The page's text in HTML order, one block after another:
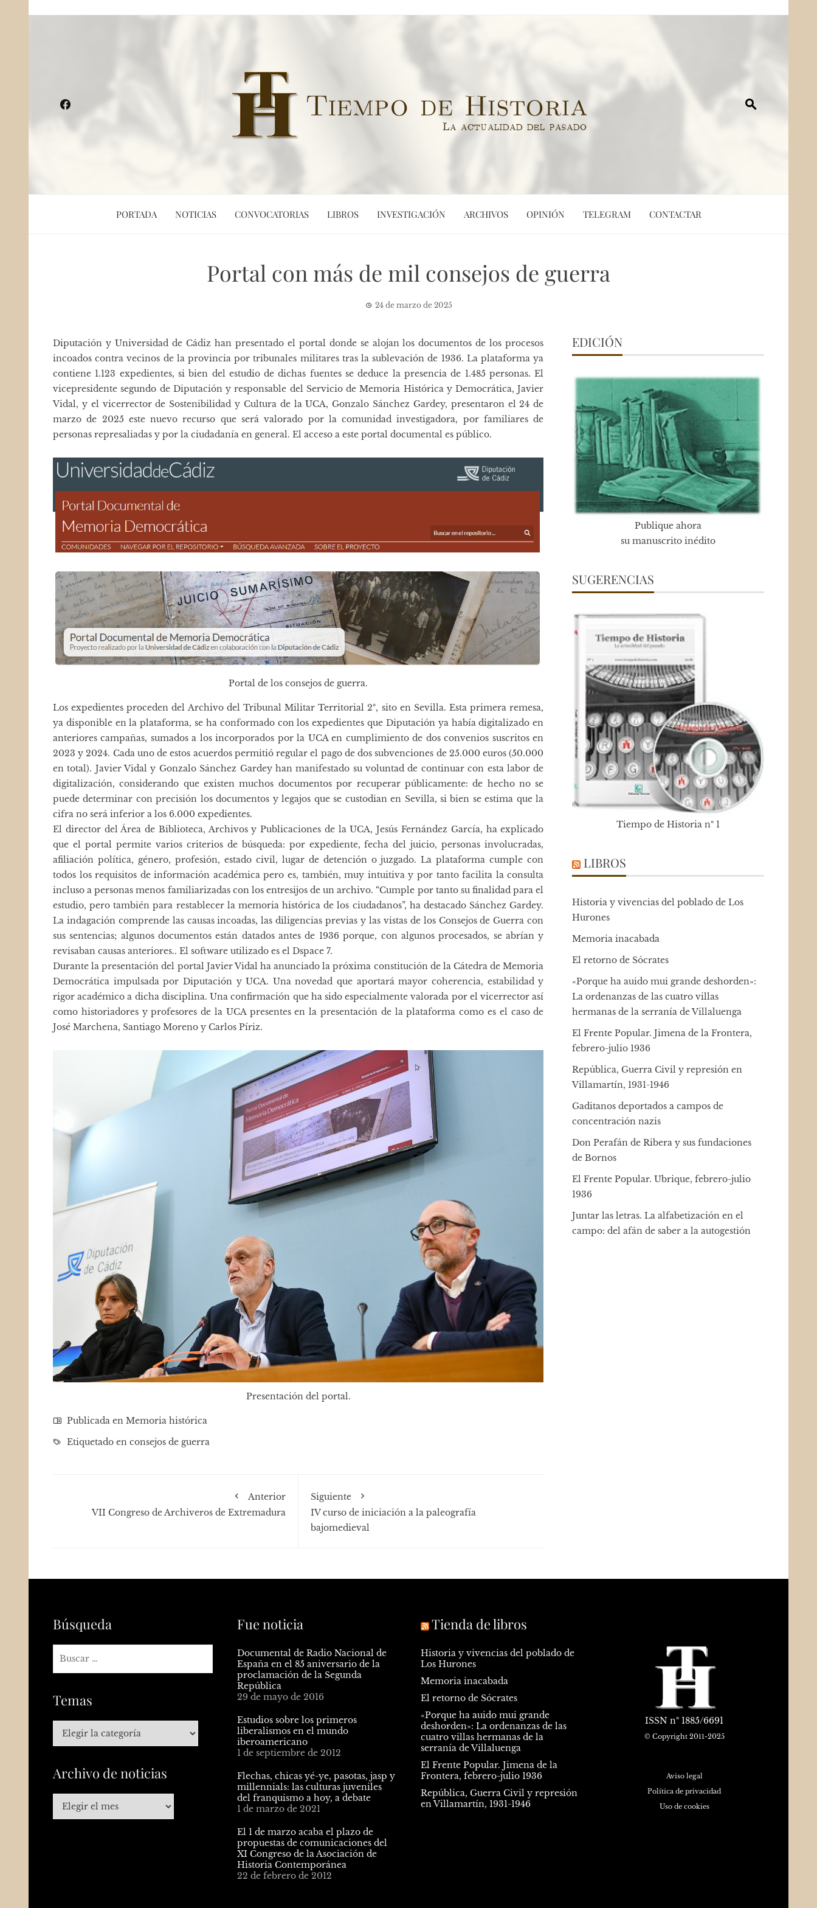
PORTADA NOTICIAS CONVOCATORIAS LIBROS INVESTIGACIÓN ARCHIVOS OPINIÓN TELEGRAM CONTACTAR
Portal con más de mil consejos de guerra
24 de marzo de 2025
Diputación y Universidad de Cádiz han presentado el portal donde se alojan los documentos de los procesos
incoados contra vecinos de la provincia por tribunales militares tras la sublevación de 1936. Laplataforma ya
contiene 1.123 expedientes, si bien del estudio de dichas fuentes se deduce la presencia de 1.485 personas. El
vicepresidente segundo de Diputación y responsable del Servicio de Memoria Histórica y Democrática, Javier
Vidal, y el vicerrector de Sostenibilidad y Cultura de la UCA, Gonzalo Sánchez Gardey, presentaron el 24 de
marzo de 2025 este nuevo recurso que será valorado por la comunidad investigadora, por familiares de
personas represaliadas y por la ciudadanía en general. El acceso a este portal documental es público.
Portal de los consejos de guerra.
Los expedientes proceden del Archivo del Tribunal Militar Territorial 2º, sito en Sevilla. Esta primera remesa,
ya disponible en la plataforma, se ha conformado con los expedientes que Diputación ya había digitalizado en
anteriores campañas, sumados a los incorporados por la UCA en cumplimiento de dos convenios suscritos en
2023 y 2024. Cada uno de estos acuerdos permitió regular el pago de dos subvenciones de 25.000 euros (50.000
en total). Javier Vidal y Gonzalo Sánchez Gardey han manifestado su voluntad de continuar con esta labor de
digitalización, considerando que existen muchos documentos por recuperar públicamente: de hecho no se
puede determinar con precisión los documentos y legajos que se custodian en Sevilla, si bien se estima que la
cifra no será inferior a los 6.000 expedientes.
El director del Área de Biblioteca, Archivos y Publicaciones de la UCA, Jesús Fernández García, ha explicado
que el portal permite varios criterios de búsqueda: por expediente, fecha del juicio, personas involucradas,
afiliación política, género, profesión, estado civil, lugar de detención o juzgado. La plataforma cumple con
todos los requisitos de información académica pero es, también, muy intuitiva y por tanto facilita la consulta
incluso a personas menos familiarizadas con los entresijos de un archivo. “Cumple por tanto su finalidad para el
estudio, pero también para restablecer la memoria histórica de los ciudadanos”, ha destacado Sánchez Gardey.
La indagación comprende las causas incoadas, las diligencias previas y las vistas de los Consejos de Guerra con
sus sentencias; algunos documentos están datados antes de 1936 porque, con algunos procesados, se abrían y
revisaban causas anteriores.. El software utilizado es el Dspace 7.
Durante la presentación del portal Javier Vidal ha anunciado la próxima constitución de la Cátedra de Memoria
Democrática impulsada por Diputación y UCA. Una novedad que aportará mayor coherencia, estabilidad y
rigor académico a dicha disciplina. Una confirmación que ha sido especialmente valorada por el vicerrector así
como historiadores y profesores de la UCA presentes en la presentación de la plataforma como es el caso de
José Marchena, Santiago Moreno y Carlos Píriz.
Presentación del portal.
Publicada en Memoria histórica
Etiquetado en consejos de guerra
Anterior
VII Congreso de Archiveros de Extremadura
Siguiente
IV curso de iniciación a la paleografía
bajomedieval
EDICIÓN
Publique ahora
su manuscrito inédito
SUGERENCIAS
Tiempo de Historia nº 1
LIBROS
Historia y vivencias del poblado de Los
Hurones
Memoria inacabada
El retorno de Sócrates
«Porque ha auido mui grande deshorden»:
La ordenanzas de las cuatro villas
hermanas de la serranía de Villaluenga
El Frente Popular. Jimena de la Frontera,
febrero-julio 1936
República, Guerra Civil y represión en
Villamartín, 1931-1946
Gaditanos deportados a campos de
concentración nazis
Don Perafán de Ribera y sus fundaciones
de Bornos
El Frente Popular. Ubrique, febrero-julio
1936
Juntar las letras. La alfabetización en el
campo: del afán de saber a la autogestión
Búsqueda
Temas
Archivo de noticias
Fue noticia
Documental de Radio Nacional de
España en el 85 aniversario de la
proclamación de la Segunda
República
29 de mayo de 2016
Estudios sobre los primeros
liberalismos en el mundo
iberoamericano
1 de septiembre de 2012
Flechas, chicas yé-ye, pasotas, jasp y
millennials: las culturas juveniles
del franquismo a hoy, a debate
1 de marzo de 2021
El 1 de marzo acaba el plazo de
propuestas de comunicaciones del
XI Congreso de la Asociación de
Historia Contemporánea
22 de febrero de 2012
Tienda de libros
Historia y vivencias del poblado de
Los Hurones
Memoria inacabada
El retorno de Sócrates
«Porque ha auido mui grande
deshorden»: La ordenanzas de las
cuatro villas hermanas de la
serranía de Villaluenga
El Frente Popular. Jimena de la
Frontera, febrero-julio 1936
República, Guerra Civil y represión
en Villamartín, 1931-1946
ISSN nº 1885/6691
© Copyright 2011-2025
Aviso legal
Política de privacidad
Uso de cookies